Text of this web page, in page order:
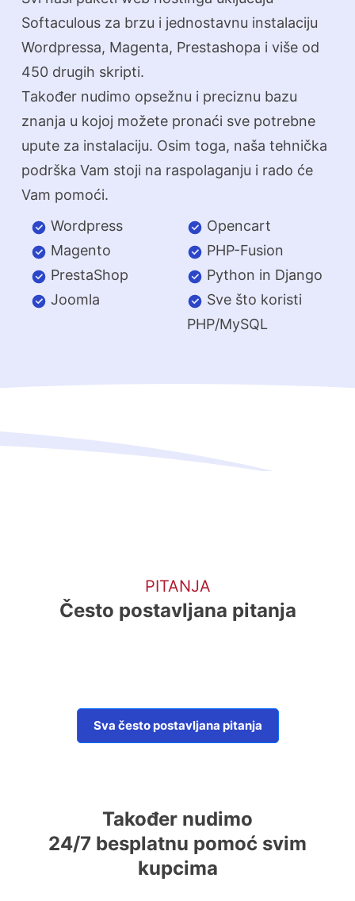
Softaculous za brzu i jednostavnu instalaciju
Wordpressa, Magenta, Prestashopa i više od
450 drugih skripti.
Također nudimo opsežnu i preciznu bazu
znanja u kojoj možete pronaći sve potrebne
upute za instalaciju. Osim toga, naša tehnička
podrška Vam stoji na raspolaganju i rado će
Vam pomoći.
Wordpress
Magento
PrestaShop
Joomla
Opencart
PHP-Fusion
Python in Django
Sve što koristi
PHP/MySQL
PITANJA
Često postavljana pitanja
Sva često postavljana pitanja
Također nudimo
24/7 besplatnu pomoć svim
kupcima